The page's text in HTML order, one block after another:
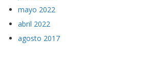
mayo 2022
abril 2022
agosto 2017